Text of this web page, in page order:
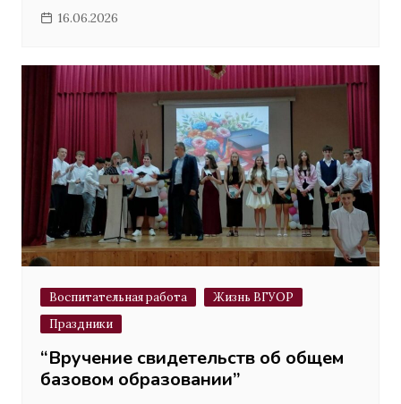
16.06.2026
Воспитательная работа
Жизнь ВГУОР
Праздники
“Вручение свидетельств об общем
базовом образовании”